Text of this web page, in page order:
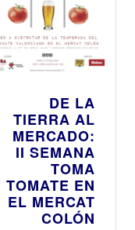
DE LA
TIERRA AL
MERCADO:
II SEMANA
TOMA
TOMATE EN
EL MERCAT
COLÓN